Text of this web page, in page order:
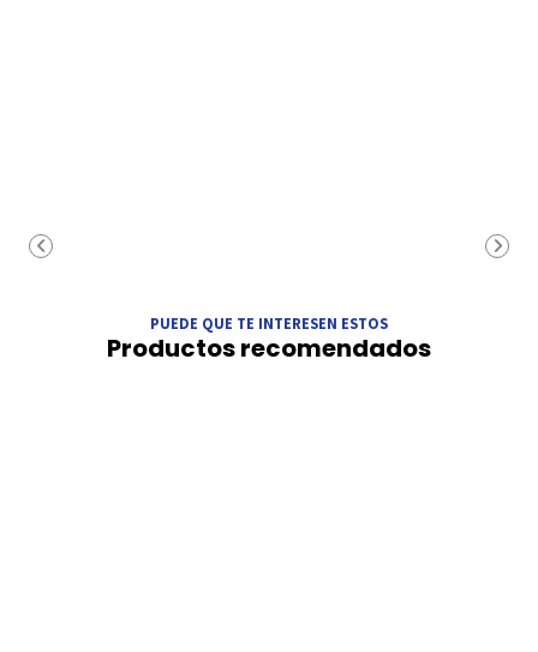
PUEDE QUE TE INTERESEN ESTOS
Productos recomendados